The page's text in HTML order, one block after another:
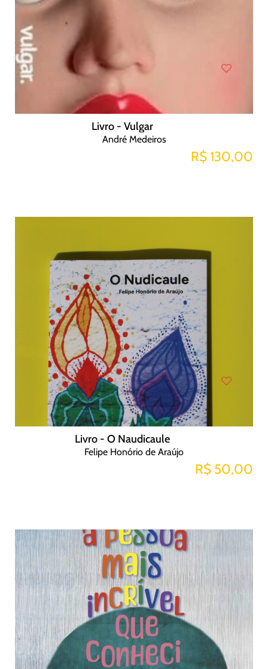
Livro - Vulgar
André Medeiros
R$ 130,00
Livro - O Naudicaule
Felipe Honório de Araújo
R$ 50,00